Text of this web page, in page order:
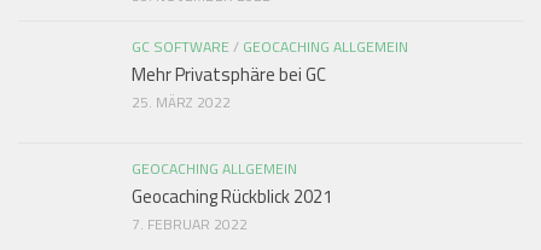
GC SOFTWARE / GEOCACHING ALLGEMEIN
Mehr Privatsphäre bei GC
25. MÄRZ 2022
GEOCACHING ALLGEMEIN
Geocaching Rückblick 2021
7. FEBRUAR 2022